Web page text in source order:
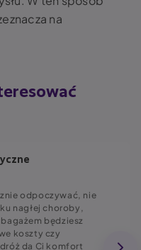
na
odpoczywać, nie
nagłej choroby,
będziesz
koszty czy
da Ci komfort